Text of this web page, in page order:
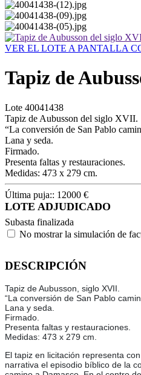
VER EL LOTE A PANTALLA
Tapiz de
Lote 40041438
Tapiz de Aubusson del siglo XVII.
“La conversión de San Pablo
Lana y seda.
Firmado.
Presenta faltas y restauraciones.
Medidas: 473 x 279 cm.
Última puja:: 12000 €
LOTE ADJUDICADO
Subasta finalizada
No mostrar la simulación de
DESCRIPCIÓN
Tapiz de Aubusson, siglo XVII.
“La conversión de San Pablo
Lana y seda.
Firmado.
Presenta faltas y restauraciones.
Medidas: 473 x 279 cm.
El tapiz en licitación representa
narrativa el episodio bíblico de la